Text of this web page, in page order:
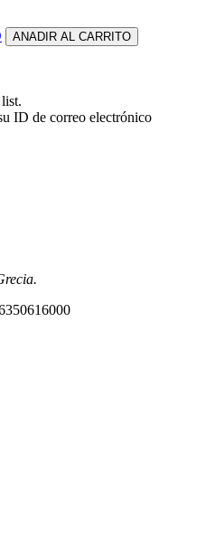
ANADIR AL CARRITO
ID de correo electrónico